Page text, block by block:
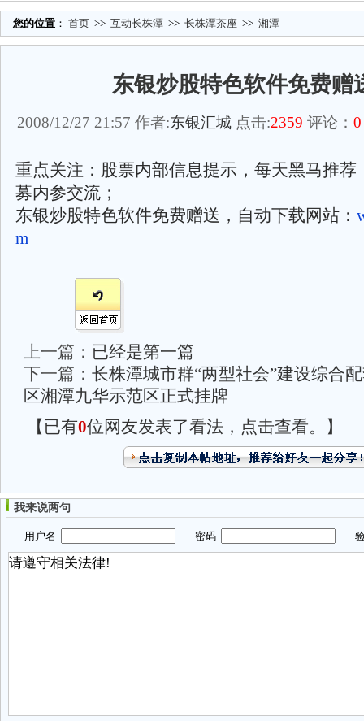
您的位置 ： 首页 >> 互动长株潭 >> 长株潭茶座 >> 湘潭
东银炒股特色软件免费赠
2008/12/27 21:57 作者:东银汇城 点击:2359 评论： 0
重点关注：股票内部信息提示，每天黑马推荐
募内参交流；
东银炒股特色软件免费赠送，自动下载网站：
m
上一篇： 已经是第一篇
下一篇： 长株潭城市群“两型社会”建设综合
区湘潭九华示范区正式挂牌
【已有0位网友发表了看法，点击查看。】
我来说两句
用户名 密码 验